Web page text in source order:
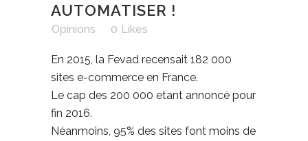
AUTOMATISER !
Opinions 0 Likes
En 2015, la Fevad recensait 182 000
sites e-commerce en France.
Le cap des 200 000 etant annoncé pour
fin 2016.
Néanmoins, 95% des sites font moins de